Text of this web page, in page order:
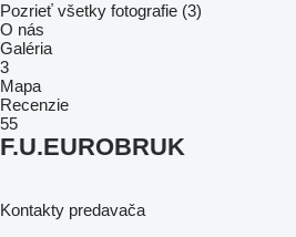
Pozrieť všetky fotografie (3)
O nás
Galéria
3
Mapa
Recenzie
55
F.U.EUROBRUK
Kontakty predavača